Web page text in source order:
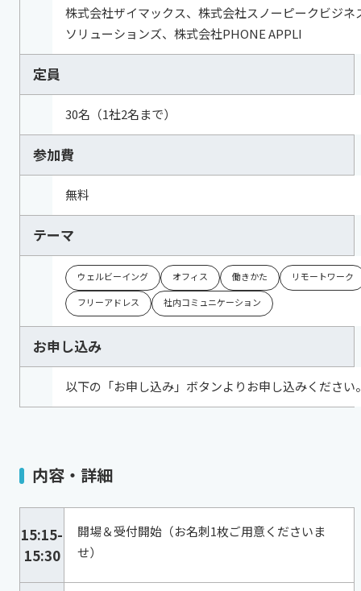
株式会社ザイマックス、株式会社スノーピークビジネ
ソリューションズ、株式会社PHONE APPLI
定員
30名（1社2名まで）
参加費
無料
テーマ
ウェルビーイング オフィス 働きかた
リモートワーク
フリーアドレス
社内コミュニケーション
お申し込み
以下の「お申し込み」ボタンよりお申し込みください
内容・詳細
15:15-
15:30
開場＆受付開始（お名刺1枚ご用意くださいま
せ）